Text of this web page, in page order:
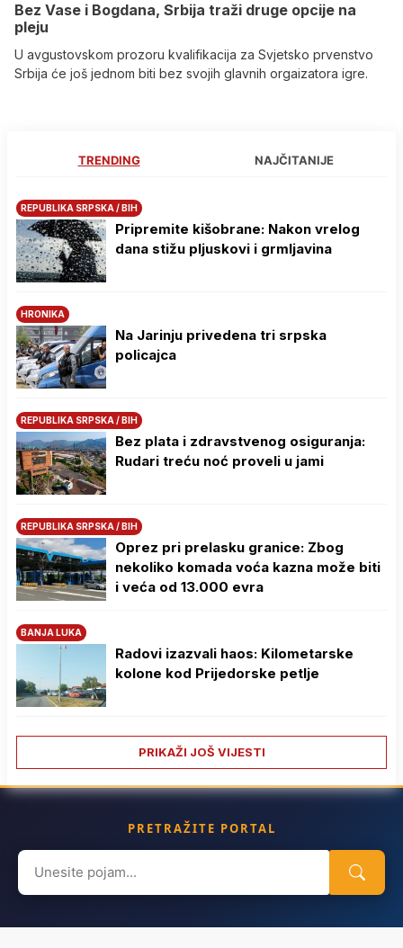
Bez Vase i Bogdana, Srbija traži druge opcije na
pleju
U avgustovskom prozoru kvalifikacija za Svjetsko prvenstvo
Srbija će još jednom biti bez svojih glavnih orgaizatora igre.
TRENDING NAJČITANIJE
REPUBLIKA SRPSKA / BIH
Pripremite kišobrane: Nakon vrelog
dana stižu pljuskovi i grmljavina
HRONIKA
Na Јarinju privedena tri srpska
policajca
REPUBLIKA SRPSKA / BIH
Bez plata i zdravstvenog osiguranja:
Rudari treću noć proveli u jami
REPUBLIKA SRPSKA / BIH
Oprez pri prelasku granice: Zbog
nekoliko komada voća kazna može biti
i veća od 13.000 evra
BANJA LUKA
Radovi izazvali haos: Kilometarske
kolone kod Prijedorske petlje
PRIKAŽI JOŠ VIJESTI
PRETRAŽITE PORTAL
Search
for: